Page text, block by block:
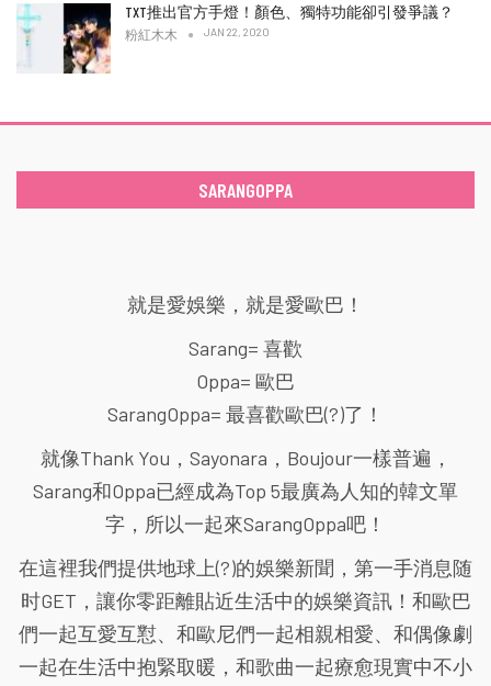
TXT推出官方手燈！顏色、獨特功能卻引發爭議？
粉紅木木 JAN 22, 2020
SARANGOPPA
就是愛娛樂，就是愛歐巴！
Sarang= 喜歡
Oppa= 歐巴
SarangOppa= 最喜歡歐巴(?)了！
就像Thank You，Sayonara，Boujour一樣普遍，
Sarang和Oppa已經成為Top 5最廣為人知的韓文單
字，所以一起來SarangOppa吧！
在這裡我們提供地球上(?)的娛樂新聞，第一手消息随
时GET，讓你零距離貼近生活中的娛樂資訊！和歐巴
們一起互愛互懟、和歐尼們一起相親相愛、和偶像劇
一起在生活中抱緊取暖，和歌曲一起療愈現實中不小